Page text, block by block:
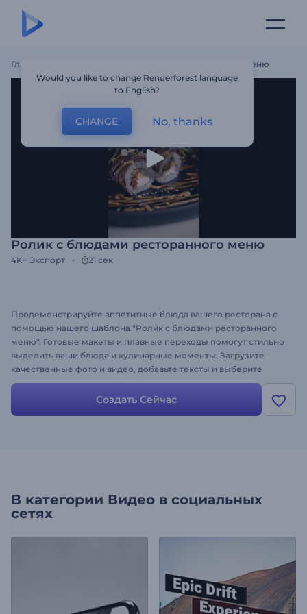
Главная Ролик С Блюдами Ресторанного Меню
Ролик с блюдами ресторанного меню
4K+ Экспорт 21 сек
Продемонстрируйте аппетитные блюда вашего ресторана с
помощью нашего шаблона "Ролик с блюдами ресторанного
меню". Готовые макеты и плавные переходы помогут стильно
выделить ваши блюда и кулинарные моменты. Загрузите
качественные фото и видео, добавьте тексты и выберите
энергичную музыку, отражающую атмосферу вашего
ресторана. Создайте и поделитесь прямо сейчас, чтобы
привлечь внимание любителей еды на всех социальных
Создать Сейчас
В категории Видео в социальных
сетях
Would you like to change Renderforest language
to English?
CHANGE No, thanks